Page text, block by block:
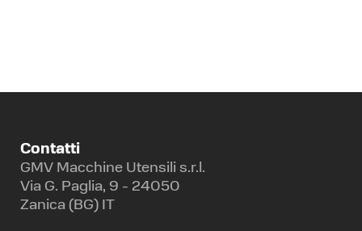
Contatti
GMV Macchine Utensili s.r.l.
Via G. Paglia, 9 - 24050
Zanica (BG) IT